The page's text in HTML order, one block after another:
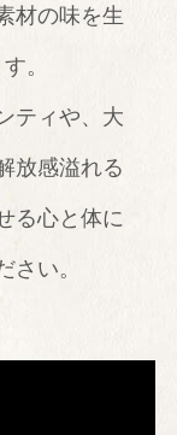
材の味を生
。
ティや、大
放感溢れる
る心と体に
さい。